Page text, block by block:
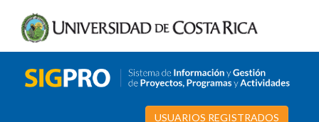
USUARIOS REGISTRADOS